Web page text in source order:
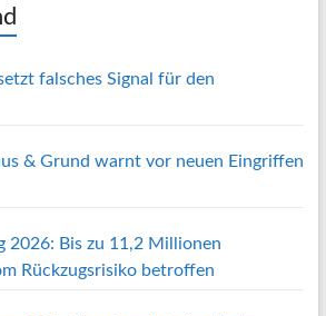
falsches Signal für den
& Grund warnt vor neuen Eingriffen
2026: Bis zu 11,2 Millionen
Rückzugsrisiko betroffen